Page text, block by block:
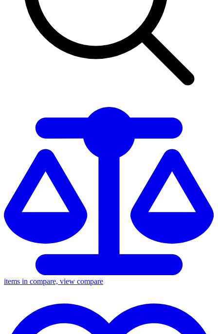
items in compare, view compare